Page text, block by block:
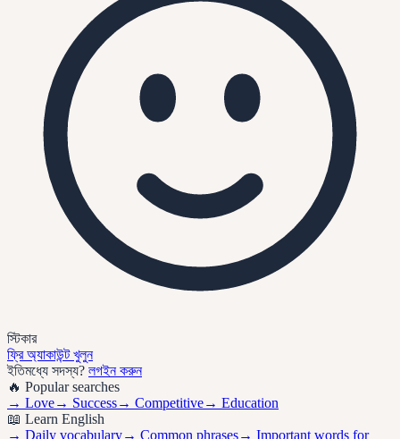
স্টিকার
ফ্রি অ্যাকাউন্ট খুলুন
ইতিমধ্যে সদস্য? লগইন করুন
🔥 Popular searches
→ Love→ Success→ Competitive→ Education
📖 Learn English
→ Daily vocabulary→ Common phrases→ Important words for